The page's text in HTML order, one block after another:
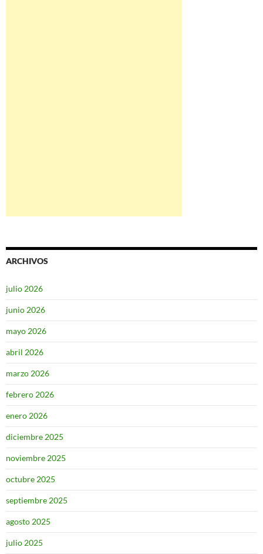
ARCHIVOS
julio 2026
junio 2026
mayo 2026
abril 2026
marzo 2026
febrero 2026
enero 2026
diciembre 2025
noviembre 2025
octubre 2025
septiembre 2025
agosto 2025
julio 2025